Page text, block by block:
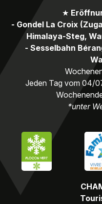
★
- Gondel La Croix
Himalaya-Steg,
- Sesselbahn
Jeden Tag vom 04/
*unter